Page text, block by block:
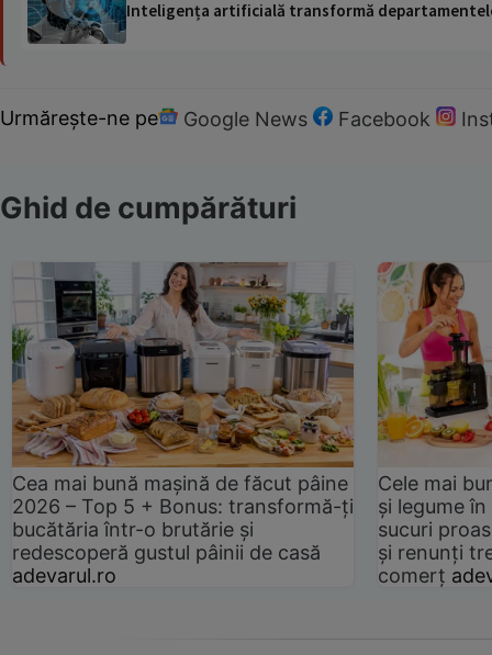
Inteligența artificială transformă
Urmărește-ne pe Google News Facebook
Ghid de cumpărături
Cea mai bună mașină de făcut pâine
2026 – Top 5 + Bonus: transformă-ți
bucătăria într-o brutărie și
redescoperă gustul pâinii de casă
adevarul.ro
Cele mai
și legume
sucuri
și renunți
comerț